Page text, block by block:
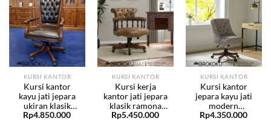
KURSI KANTOR
Kursi kantor
kayu jati jepara
ukiran klasik
louis BHF-92
Rp4.850.000
KURSI KANTOR
Kursi kerja
kantor jati jepara
klasik ramona
BHF-91
Rp5.450.000
KURSI KANTOR
Kursi kantor
jepara kayu jati
modern
minimalis BHF-
Rp4.350.000